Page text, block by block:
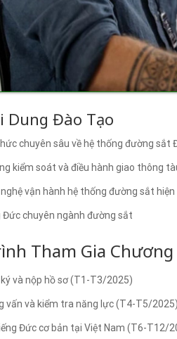
Dung Đào Tạo
chuyên sâu về hệ thống đường sắt
kiểm soát và điều hành giao thông
vận hành hệ thống đường sắt hiện
Đức chuyên ngành đường sắt
Tham Gia
và nộp hồ sơ (T1-T3/2025)
vấn và kiểm tra năng lực (T4-T5/2025)
Đức cơ bản tại Việt Nam (T6-T12/